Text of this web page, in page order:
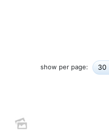
show per page: 30